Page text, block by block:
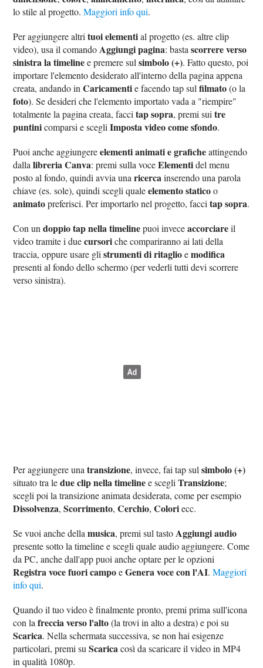
lo stile al progetto.Maggiori info qui.
Per aggiungere altrituoi elemential progetto (es. altre clip
video), usa il comando Aggiungi pagina: bastascorrere verso
sinistra la timelinee premere sulsimbolo (+). Fatto questo, poi
importare l'elemento desiderato all'interno della pagina appena
creata, andando inCaricamentie facendo tap sulfilmato(o la
foto). Se desideri che l'elemento importato vada a "riempire"
totalmente la pagina creata, faccitap sopra, premi suitre
puntinicomparsi e scegliImposta video come sfondo.
Puoi anche aggiungereelementi animati e graficheattingendo
dallalibreria Canva: premi sulla voceElementidel menu
posto al fondo, quindi avvia unaricercainserendo una parola
chiave (es. sole), quindi scegli qualeelemento staticoo
animatopreferisci. Per importarlo nel progetto, faccitap sopra.
Con undoppio tap nella timelinepuoi inveceaccorciareil
video tramite i duecursoriche compariranno ai lati della
traccia, oppure usare glistrumenti di ritaglioemodifica
presenti al fondo dello schermo (per vederli tutti devi scorrere
verso sinistra).
Per aggiungere unatransizione, invece, fai tap sulsimbolo (+)
situato tra ledue clip nella timelinee scegliTransizione;
scegli poi la transizione animata desiderata, come per esempio
Dissolvenza,Scorrimento,Cerchio,Coloriecc.
Se vuoi anche dellamusica, premi sul tasto Aggiungi audio
presente sotto la timeline e scegli quale audio aggiungere. Come
da PC, anche dall'app puoi anche optare per le opzioni
Registra voce fuori campoeGenera voce con l'AI.Maggiori
info qui.
Quando il tuo video è finalmente pronto, premi prima sull'icona
con lafreccia verso l'alto(la trovi in alto a destra) e poi su
Scarica. Nella schermata successiva, se non hai esigenze
particolari, premi suScaricacosì da scaricare il video in MP4
in qualità 1080p.